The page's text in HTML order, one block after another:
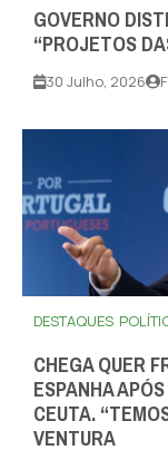
GOVERNO
“PROJETOS
30 Julho, 2026
DESTAQUES
CHEGA QUER
ESPANHA
CEUTA.
VENTURA